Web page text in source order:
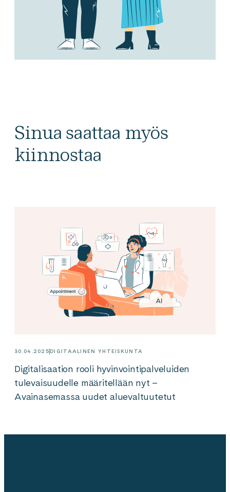
Sinua saattaa myös
kiinnostaa
30.04.2025DIGITAALINEN YHTEISKUNTA
Digitalisaation rooli hyvinvointipalveluiden
tulevaisuudelle määritellään nyt –
Avainasemassa uudet aluevaltuutetut